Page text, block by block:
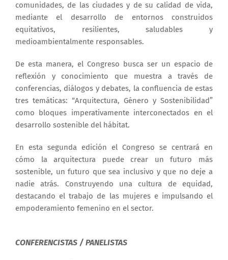
comunidades, de las ciudades y de su calidad de vida,
mediante el desarrollo de entornos construidos
equitativos, resilientes, saludables y
medioambientalmente responsables.
De esta manera, el Congreso busca ser un espacio de
reflexión y conocimiento que muestra a través de
conferencias, diálogos y debates, la confluencia de estas
tres temáticas: “Arquitectura, Género y Sostenibilidad”
como bloques imperativamente interconectados en el
desarrollo sostenible del hábitat.
En esta segunda edición el Congreso se centrará en
cómo la arquitectura puede crear un futuro más
sostenible, un futuro que sea inclusivo y que no deje a
nadie atrás. Construyendo una cultura de equidad,
destacando el trabajo de las mujeres e impulsando el
empoderamiento femenino en el sector.
CONFERENCISTAS / PANELISTAS